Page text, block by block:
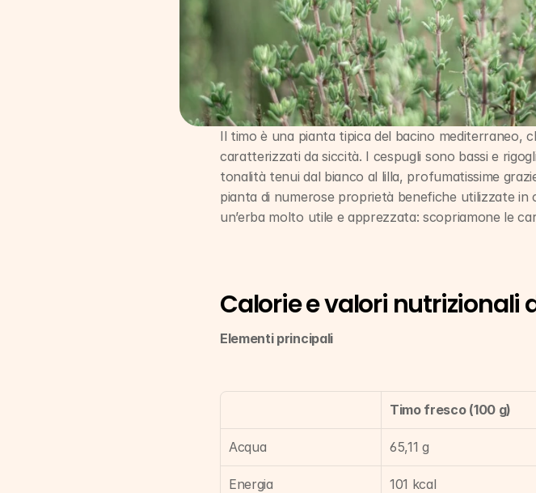
Il timo è una pianta tipica del bacino mediterraneo,
caratterizzati da siccità. I cespugli sono bassi e
tonalità tenui dal bianco al lilla, profumatissime
pianta di numerose proprietà benefiche utilizzate
un’erba molto utile e apprezzata: scopriamone le
Calorie e valori nutrizionali
Elementi principali
Timo fresco (100 g)
Acqua 65,11 g
Energia 101 kcal